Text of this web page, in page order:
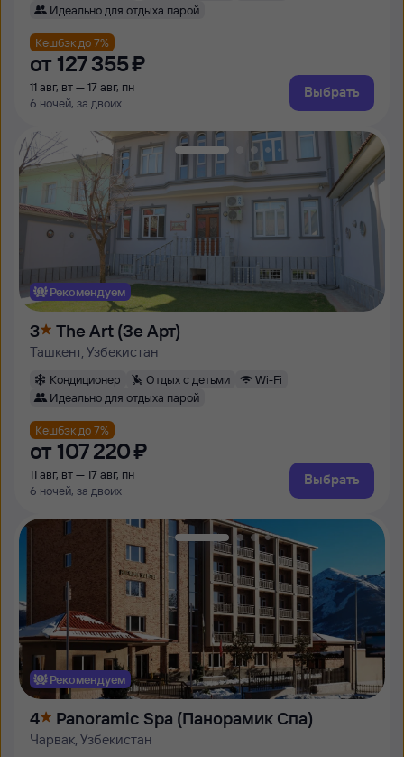
Идеально для отдыха парой
Кешбэк до 7%
от 127 ⁠355 ⁠₽
11 авг, вт — 17 авг, пн
6 ночей, за двоих
Выбрать
Рекомендуем
3 The Art (Зе Арт)
Ташкент, Узбекистан
Кондиционер Отдых с детьми
Wi-Fi
Идеально для отдыха парой
Кешбэк до 7%
от 107 ⁠220 ⁠₽
11 авг, вт — 17 авг, пн
6 ночей, за двоих
Выбрать
Рекомендуем
4 Panoramic Spa (Панорамик Спа)
Чарвак, Узбекистан